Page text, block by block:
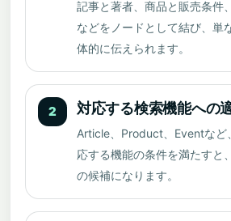
記事と著者、商品と販売条件
などをノードとして結び、単
体的に伝えられます。
2 対応する検索機能への
Article、Product、Eventなど
応する機能の条件を満たすと
の候補になります。